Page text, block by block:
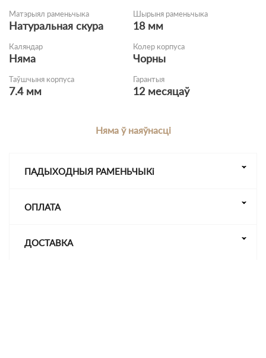
Матэрыял раменьчыка
Натуральная скура
Шырыня раменьчыка
18 мм
Каляндар
Няма
Колер корпуса
Чорны
Таўшчыня корпуса
7.4 мм
Гарантыя
12 месяцаў
Няма ў наяўнасці
ПАДЫХОДНЫЯ РАМЕНЬЧЫКі
ОПЛАТА
ДОСТАВКА